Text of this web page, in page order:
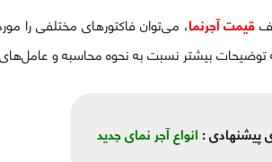
قیمت آجرنما، می‌توان فاکتورهای مختلفی را
توضیحات بیشتر نسبت به نحوه محاسبه و
پیشنهادی :انواع آجر نمای جدید